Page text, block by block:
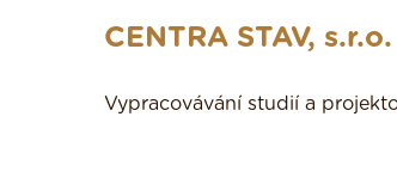
CENTRA STAV, s.r.o.
Vypracovávání studií a